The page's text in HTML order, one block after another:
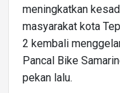
meningkatkan
masyarakat kota
2 kembali
Pancal Bike
pekan lalu.